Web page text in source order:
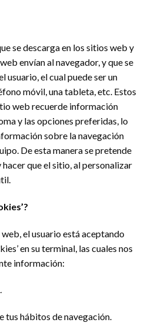
se descarga en los sitios web y
envían al navegador, y que se
usuario, el cual puede ser un
móvil, una tableta, etc. Estos
web recuerde información
y las opciones preferidas, lo
sobre la navegación
De esta manera se pretende
que el sitio, al personalizar
el usuario está aceptando
en su terminal, las cuales nos
información:
hábitos de navegación.